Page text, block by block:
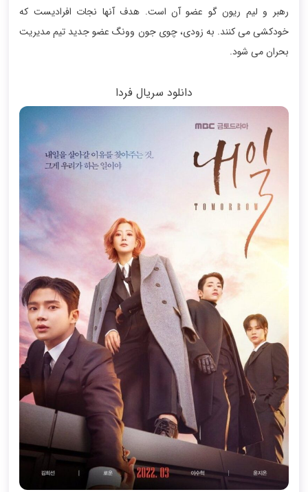
رهبر و لیم ریون گو عضو آن است. هدف آنها نجات افرادیست که
خودکشی می کنند. به زودی، چوی جون وونگ عضو جدید تیم مدیریت
بحران می شود.
دانلود سریال فردا